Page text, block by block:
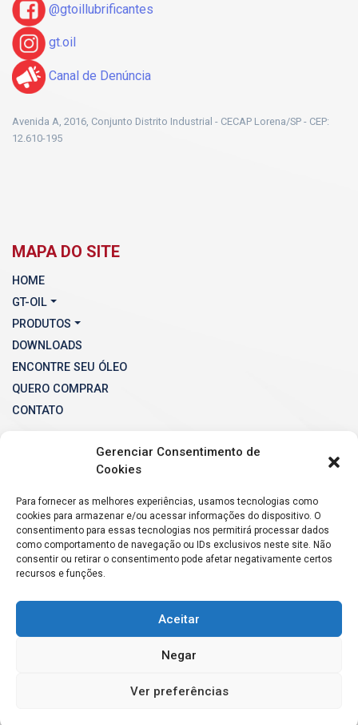
Gerenciar Consentimento de
Cookies
Para fornecer as melhores experiências, usamos tecnologias como
cookies para armazenar e/ou acessar informações do dispositivo. O
consentimento para essas tecnologias nos permitirá processar dados
como comportamento de navegação ou IDs exclusivos neste site. Não
consentir ou retirar o consentimento pode afetar negativamente certos
recursos e funções.
Aceitar
Negar
Ver preferências
@gtoillubrificantes
gt.oil
Canal de Denúncia
Avenida A, 2016, Conjunto Distrito Industrial - CECAP Lorena/SP - CEP:
12.610-195
MAPA DO SITE
HOME
GT-OIL
PRODUTOS
DOWNLOADS
ENCONTRE SEU ÓLEO
QUERO COMPRAR
CONTATO